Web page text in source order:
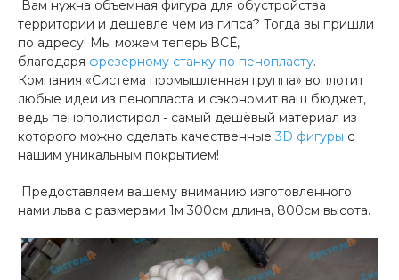
Вам нужна объемная фигура для обустройства
территории и дешевле чем из гипса? Тогда вы пришли
по адресу! Мы можем теперь ВСЁ,
благодаря фрезерному станку по пенопласту.
Компания «Система промышленная группа» воплотит
любые идеи из пенопласта и сэкономит ваш бюджет,
ведь пенополистирол - самый дешёвый материал из
которого можно сделать качественные 3D фигуры с
нашим уникальным покрытием!
Предоставляем вашему вниманию изготовленного
нами льва с размерами 1м 300см длина, 800см высота.